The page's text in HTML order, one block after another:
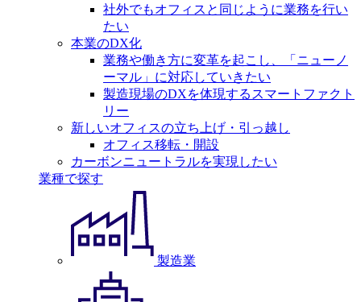
社外でもオフィスと同じように業務を行い
たい
本業のDX化
業務や働き方に変革を起こし、「ニューノ
ーマル」に対応していきたい
製造現場のDXを体現するスマートファクト
リー
新しいオフィスの立ち上げ・引っ越し
オフィス移転・開設
カーボンニュートラルを実現したい
業種で探す
製造業